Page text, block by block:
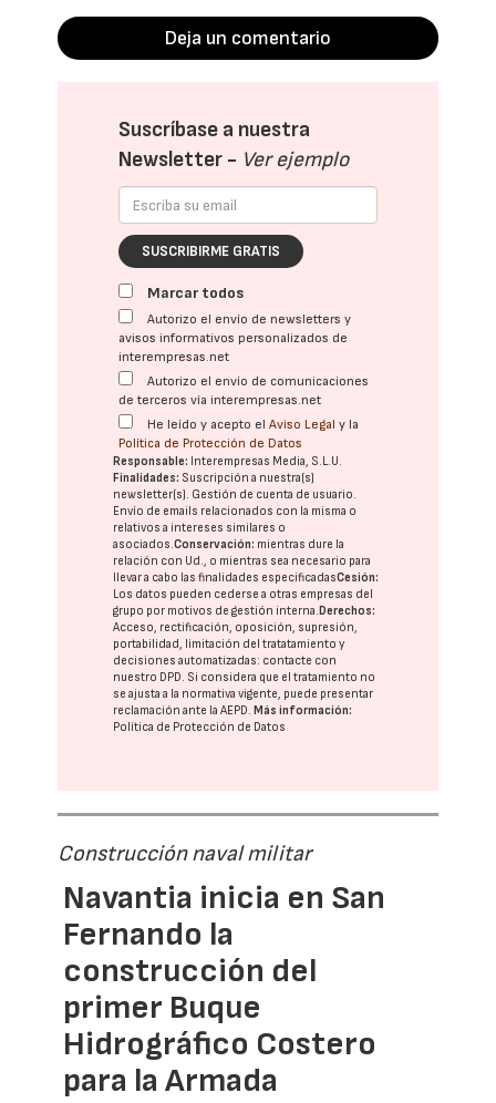
Deja un comentario
Suscríbase a nuestra
Newsletter - Ver ejemplo
SUSCRIBIRME GRATIS
Marcar todos
Autorizo el envío de newsletters y
avisos informativos personalizados de
interempresas.net
Autorizo el envío de comunicaciones
de terceros vía interempresas.net
He leído y acepto elAviso Legal y la
Política de Protección de Datos
Responsable: Interempresas Media, S.L.U.
Finalidades: Suscripción a nuestra(s)
newsletter(s). Gestión de cuenta de usuario.
Envío de emails relacionados con la misma o
relativos a intereses similares o
asociados.Conservación: mientras dure la
relación con Ud., o mientras sea necesario para
llevar a cabo las finalidades especificadasCesión:
Los datos pueden cederse a otras empresas del
grupo por motivos de gestión interna. Derechos:
Acceso, rectificación, oposición, supresión,
portabilidad, limitación del tratatamiento y
decisiones automatizadas: contacte con
nuestro DPD. Si considera que el tratamiento no
se ajusta a la normativa vigente, puede presentar
reclamación ante laAEPD. Más información:
Política de Protección de Datos
Construcción naval militar
Navantia inicia en San
Fernando la
construcción del
primer Buque
Hidrográfico Costero
para la Armada